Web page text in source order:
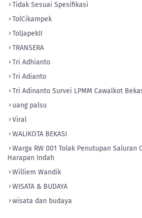
Tidak Sesuai Spesifikasi
TolCikampek
‎TolJapekII
TRANSERA
Tri Adhianto
Tri Adianto
Tri Adinanto Survei LPMM Cawalkot
uang palsu
Viral
WALIKOTA BEKASI
Warga RW 001 Tolak Penutupan Saluran
Harapan Indah
Williem Wandik
WISATA & BUDAYA
wisata dan budaya